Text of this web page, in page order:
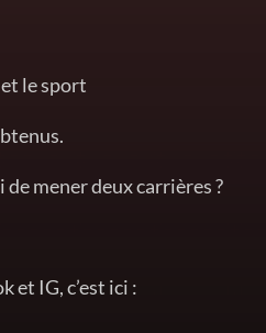
le sport
mener deux carrières ?
et IG, c’est ici :